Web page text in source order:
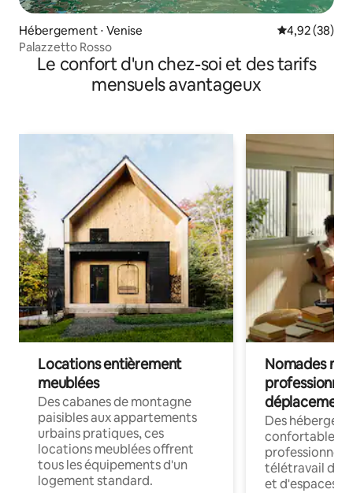
Hébergement ⋅ Venise Évaluation
4,92 (38)
Palazzetto Rosso
Le confort d'un chez-soi et des tarifs
mensuels avantageux
Locations entièrement
meublées
Des cabanes de montagne
paisibles aux appartements
urbains pratiques, ces
locations meublées offrent
tous les équipements d'un
logement standard.
Nomades
déplacement
Des
confortables
professionnels
télétravail
et d'espaces